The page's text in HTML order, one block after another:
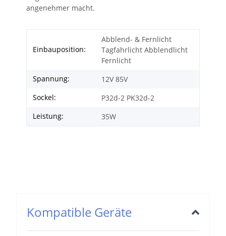
angenehmer macht.
Einbauposition:
Abblend- & Fernlicht
Tagfahrlicht Abblendlicht
Fernlicht
Spannung:
12V 85V
Sockel:
P32d-2 PK32d-2
Leistung:
35W
Kompatible Geräte